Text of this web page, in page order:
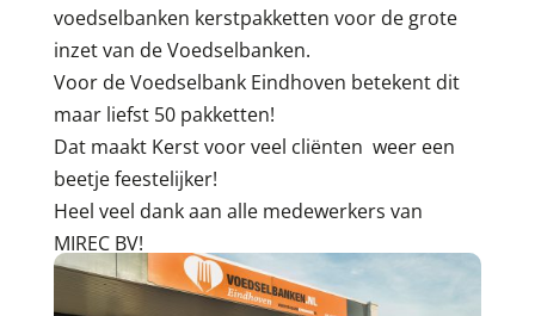
voedselbanken kerstpakketten voor de grote
inzet van de Voedselbanken.
Voor de Voedselbank Eindhoven betekent dit
maar liefst 50 pakketten!
Dat maakt Kerst voor veel cliënten weer een
beetje feestelijker!
Heel veel dank aan alle medewerkers van
MIREC BV!